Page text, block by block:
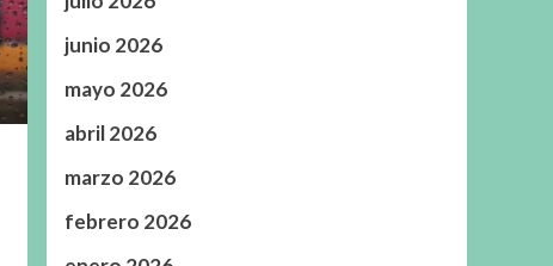
junio 2026
mayo 2026
abril 2026
marzo 2026
febrero 2026